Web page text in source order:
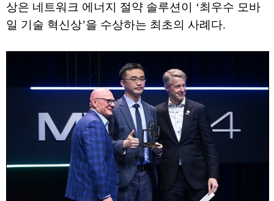
상은 네트워크 에너지 절약 솔루션이 ‘최우수 모바
일 기술 혁신상’을 수상하는 최초의 사례다.